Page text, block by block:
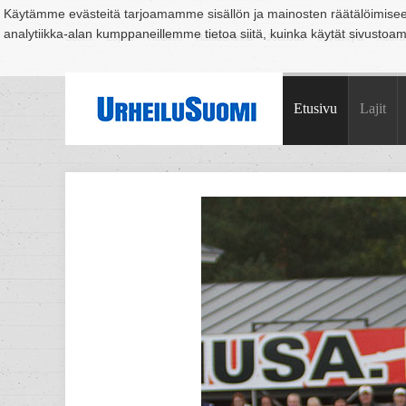
Käytämme evästeitä tarjoamamme sisällön ja mainosten
analytiikka-alan kumppaneillemme tietoa siitä, kuinka käytät
Suomi Espoo Helsinki Hämeenlinna Joensuu Jyväskylä
Etusivu Lajit